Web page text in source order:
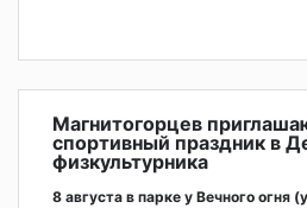
Магнитогорцев
спортивный праздник в
физкультурника
8 августа в парке у Вечного огня